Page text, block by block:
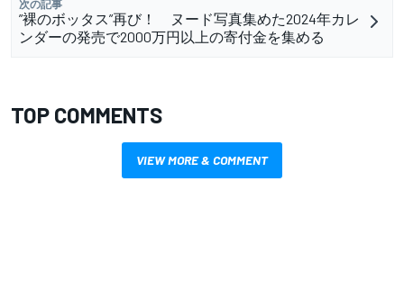
次の記事
”裸のボッタス”再び！ ヌード写真集めた2024年カレ
ンダーの発売で2000万円以上の寄付金を集める
TOP COMMENTS
VIEW MORE & COMMENT